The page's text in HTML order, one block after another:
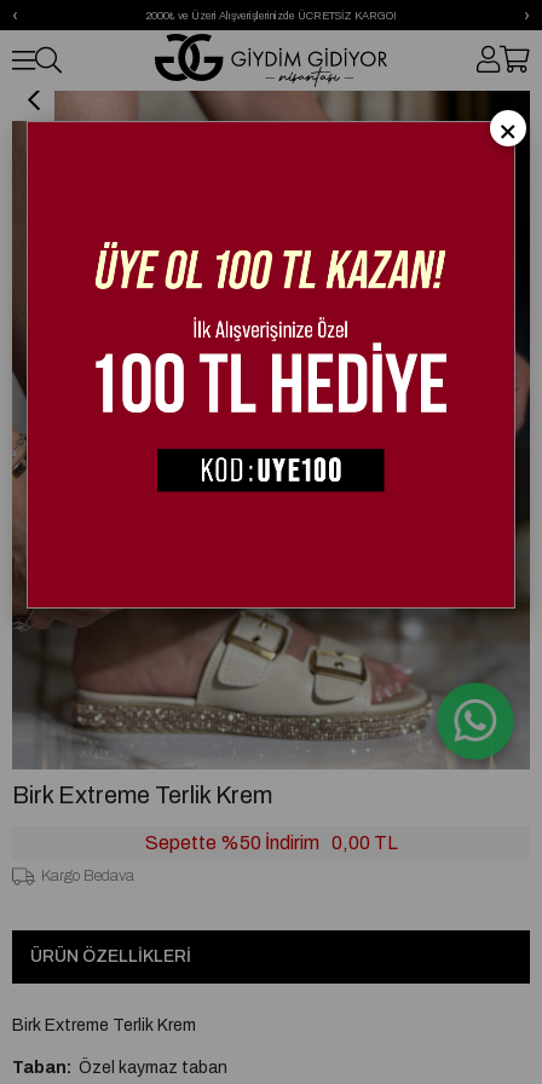
2000₺ ve Üzeri Alışverişlerinizde ÜCRETSİZ KARGO!
‹ ›
Birk Extreme Terlik Krem
Birk Extreme Terlik Krem
Sepette %50 İndirim 0,00 TL
Kargo Bedava
ÜRÜN ÖZELLIKLERI
Birk Extreme Terlik Krem
Taban: Özel kaymaz taban
×